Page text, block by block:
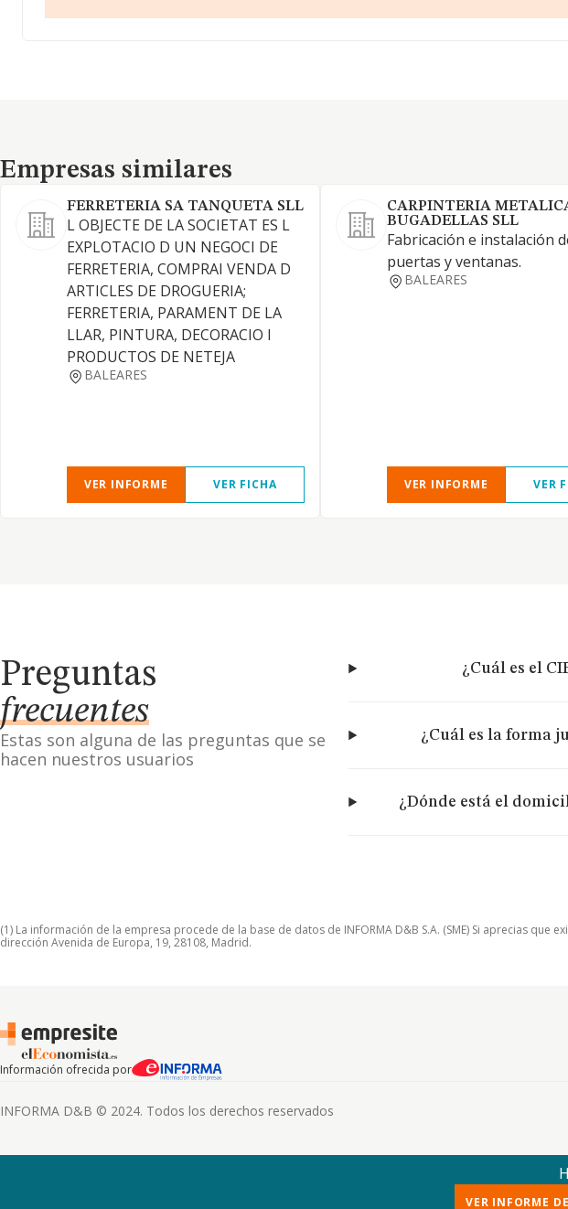
Empresas similares
Empresas similares
FERRETERIA SA TANQUETA SLL
L OBJECTE DE LA SOCIETAT ES L
EXPLOTACIO D UN NEGOCI DE
FERRETERIA, COMPRAI VENDA D
ARTICLES DE DROGUERIA;
FERRETERIA, PARAMENT DE LA
LLAR, PINTURA, DECORACIO I
PRODUCTOS DE NETEJA
BALEARES
VER INFORME VER FICHA
CARPINTERIA
BUGADELLAS SLL
Fabricación e instalación
puertas y ventanas.
BALEARES
VER INFORME VER
Preguntas
frecuentes
Estas son alguna de las preguntas que se
hacen nuestros usuarios
¿Cuál es el
¿Cuál es la forma
¿Dónde está el
(1) La información de la empresa procede de la base de datos de INFORMA D&B S.A. (SME) Si aprecias
dirección Avenida de Europa, 19, 28108, Madrid.
Información ofrecida por
INFORMA D&B © 2024. Todos los derechos reservados
VER INFORME